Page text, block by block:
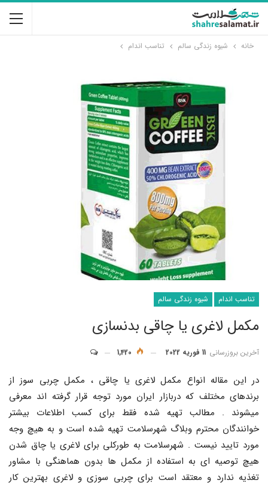
خانه شیوه زندگی سالم تناسب اندام
تناسب اندام شیوه زندگی سالم
مکمل لاغری یا چاقی بدنسازی
آخرین بروزرسانی 11 فوریه 2022 1,420
در این مقاله انواع مکمل لاغری یا چاقی ، مکمل چربی سوز از
برندهای مختلف که دربازار ایران مورد توجه قرار گرفته اند معرفی
میشوند . مطالب تهیه شده فقط برای کسب اطلاعات بیشتر
خوانندگان محترم وبلاگ شهرسلامت تهیه شده است و به هیچ وجه
مورد تایید نیست . شهرسلامت به طورکلی برای لاغری یا چاق شدن
هیچ توصیه ای به استفاده از مکمل ها بدون هماهنگی با مشاور
تغذیه ندارد و معتقد است برای چربی سوزی و لاغری بهترین کار